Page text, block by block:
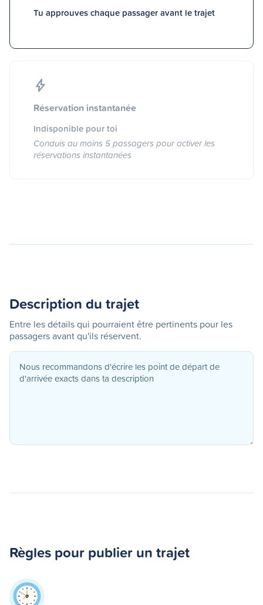
Tu approuves chaque passager avant le trajet
Réservation instantanée
Indisponible pour toi
Conduis au moins 5 passagers pour activer les
réservations instantanées
Description du trajet
Entre les détails qui pourraient être pertinents pour les
passagers avant qu'ils réservent.
Règles pour publier un trajet